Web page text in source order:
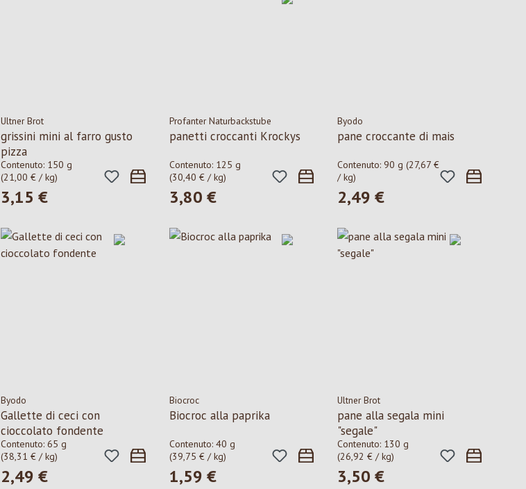
Ultner Brot
grissini mini al farro gusto
pizza
Contenuto: 150 g
(21,00 € / kg)
Prezzo normale:
3,15 €
Profanter Naturbackstube
panetti croccanti Krockys
Contenuto: 125 g
(30,40 € / kg)
Prezzo normale:
3,80 €
Byodo
pane croccante di mais
Contenuto: 90 g (27,67 €
/ kg)
Prezzo normale:
2,49 €
Byodo
Gallette di ceci con
cioccolato fondente
Contenuto:65 g
(38,31 € / kg)
Prezzo normale:
2,49 €
Biocroc
Biocroc alla paprika
Contenuto: 40 g
(39,75 € / kg)
Prezzo normale:
1,59 €
Ultner Brot
pane alla segala mini
"segale"
Contenuto: 130 g
(26,92 € / kg)
Prezzo normale:
3,50 €